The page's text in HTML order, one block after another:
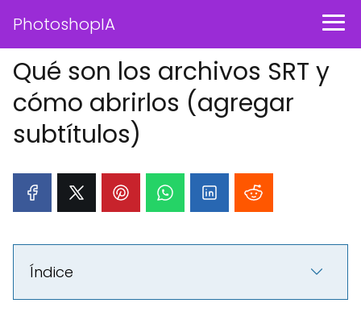
PhotoshopIA
Qué son los archivos SRT y
cómo abrirlos (agregar
subtítulos)
Índice